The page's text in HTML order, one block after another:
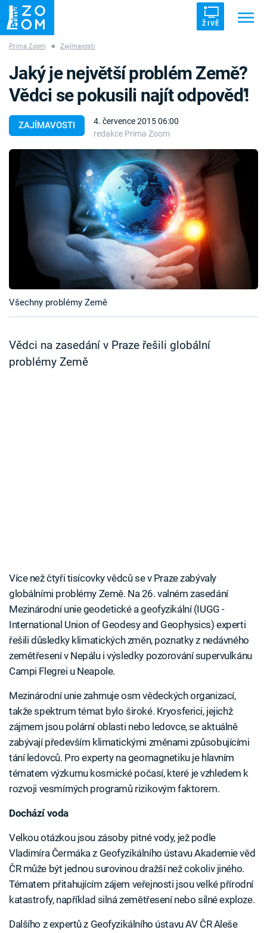
ŽIVĚ
ZÁHADY VETŘELCI DÁVNOVĚKU
Témata
Pořady
TV Program
Časopis
Sledujte prima+
Přihlášení
Prima Zoom ■ Zajímavosti
ZAJÍMAVOSTI
4. července 2015 06:00
redakce Prima Zoom
Jaký je největší problém Země?
Vědci se pokusili najít odpověď!
Všechny problémy Země
Vědci na zasedání v Praze řešili globální
problémy Země
Více než čtyři tisícovky vědců se v Praze zabývaly
globálními problémy Země. Na 26. valném zasedání
Mezinárodní unie geodetické a geofyzikální (IUGG -
International Union of Geodesy and Geophysics) experti
řešili důsledky klimatických změn, poznatky z nedávného
zemětřesení v Nepálu i výsledky pozorování supervulkánu
Campi Flegrei u Neapole.
Mezinárodní unie zahrnuje osm vědeckých organizací,
takže spektrum témat bylo široké. Kryosferici, jejichž
zájmem jsou polární oblasti nebo ledovce, se aktuálně
zabývají především klimatickými změnami způsobujícími
tání ledovců. Pro experty na geomagnetiku je hlavním
tématem výzkumu kosmické počasí, které je vzhledem k
rozvoji vesmírných programů rizikovým faktorem.
Dochází voda
Velkou otázkou jsou zásoby pitné vody, jež podle
Vladimíra Čermáka z Geofyzikálního ústavu Akademie věd
ČR může být jednou surovinou dražší než cokoliv jiného.
Tématem přitahujícím zájem veřejnosti jsou velké přírodní
katastrofy, například silná zemětřesení nebo silné exploze.
Dalšího z expertů z Geofyzikálního ústavu AV ČR Aleše